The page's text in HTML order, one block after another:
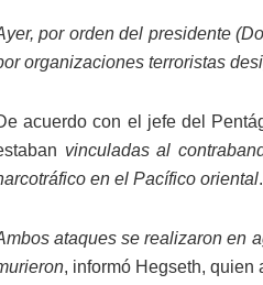
por orden del presidente
organizaciones terroristas
acuerdo con el jefe del
vinculadas al
en el Pacífico oriental.
ataques se realizaron en
, informó Hegseth, quien